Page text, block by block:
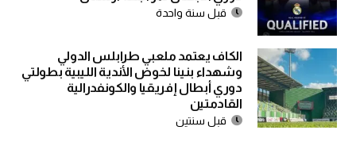
قبل سنة واحدة
الكاف يعتمد ملعبي طرابلس الدولي
وشهداء بنينا لخوض الأندية الليبية بطولتي
دوري أبطال إفريقيا والكونفدرالية
القادمتين
قبل سنتين